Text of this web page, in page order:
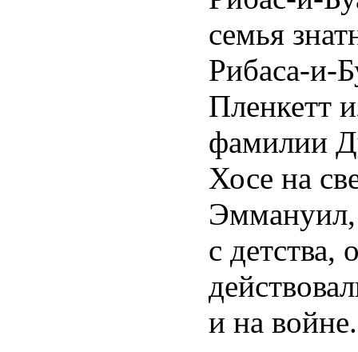
семья
Рибаса-и-
Пленкетт
фамилии
Хосе на
с детства,
и на войне.